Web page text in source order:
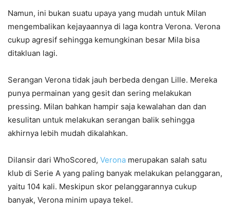
Namun, ini bukan suatu upaya yang mudah untuk Milan
mengembalikan kejayaannya di laga kontra Verona. Verona
cukup agresif sehingga kemungkinan besar Mila bisa
ditakluan lagi.
Serangan Verona tidak jauh berbeda dengan Lille. Mereka
punya permainan yang gesit dan sering melakukan
pressing. Milan bahkan hampir saja kewalahan dan dan
kesulitan untuk melakukan serangan balik sehingga
akhirnya lebih mudah dikalahkan.
Dilansir dari WhoScored, Verona merupakan salah satu
klub di Serie A yang paling banyak melakukan pelanggaran,
yaitu 104 kali. Meskipun skor pelanggarannya cukup
banyak, Verona minim upaya tekel.